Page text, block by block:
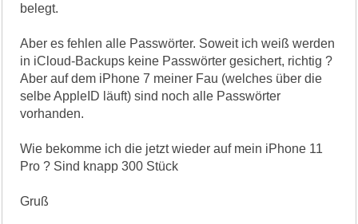
belegt.
Aber es fehlen alle Passwörter. Soweit ich weiß werden
in iCloud-Backups keine Passwörter gesichert, richtig ?
Aber auf dem iPhone 7 meiner Fau (welches über die
selbe AppleID läuft) sind noch alle Passwörter
vorhanden.
Wie bekomme ich die jetzt wieder auf mein iPhone 11
Pro ? Sind knapp 300 Stück
Gruß